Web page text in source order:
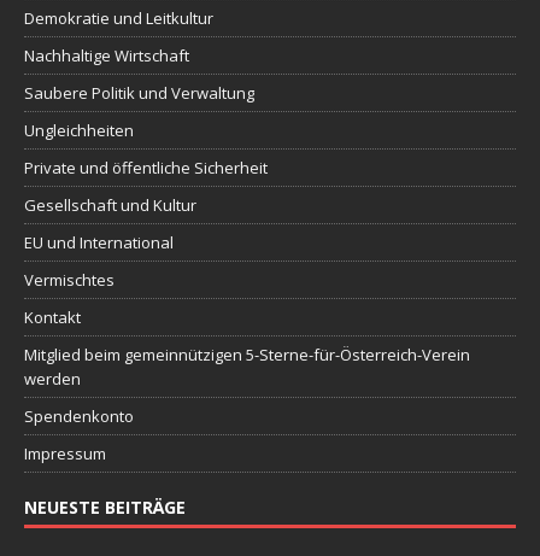
Demokratie und Leitkultur
Nachhaltige Wirtschaft
Saubere Politik und Verwaltung
Ungleichheiten
Private und öffentliche Sicherheit
Gesellschaft und Kultur
EU und International
Vermischtes
Kontakt
Mitglied beim gemeinnützigen 5-Sterne-für-Österreich-Verein
werden
Spendenkonto
Impressum
NEUESTE BEITRÄGE